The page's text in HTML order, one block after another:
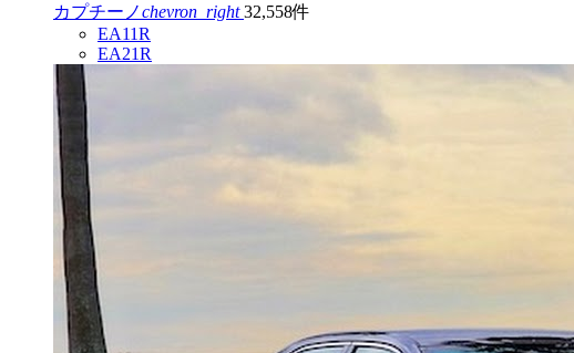
カプチーノchevron_right 32,558件
EA11R
EA21R